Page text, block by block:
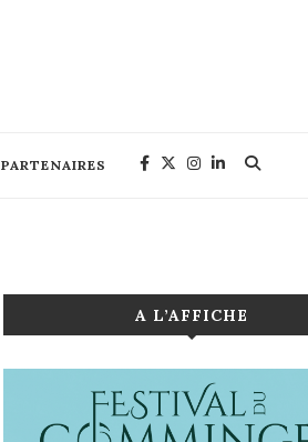
PARTENAIRES
A L’AFFICHE